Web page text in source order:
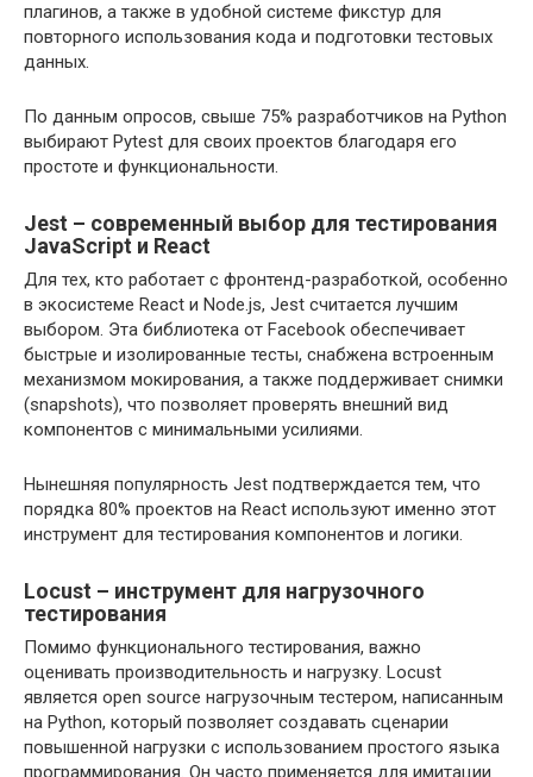
плагинов, а также в удобной системе фикстур для
повторного использования кода и подготовки тестовых
данных.
По данным опросов, свыше 75% разработчиков на Python
выбирают Pytest для своих проектов благодаря его
простоте и функциональности.
Jest – современный выбор для тестирования
JavaScript и React
Для тех, кто работает с фронтенд-разработкой, особенно
в экосистеме React и Node.js, Jest считается лучшим
выбором. Эта библиотека от Facebook обеспечивает
быстрые и изолированные тесты, снабжена встроенным
механизмом мокирования, а также поддерживает снимки
(snapshots), что позволяет проверять внешний вид
компонентов с минимальными усилиями.
Нынешняя популярность Jest подтверждается тем, что
порядка 80% проектов на React используют именно этот
инструмент для тестирования компонентов и логики.
Locust – инструмент для нагрузочного
тестирования
Помимо функционального тестирования, важно
оценивать производительность и нагрузку. Locust
является open source нагрузочным тестером, написанным
на Python, который позволяет создавать сценарии
повышенной нагрузки с использованием простого языка
программирования. Он часто применяется для имитации